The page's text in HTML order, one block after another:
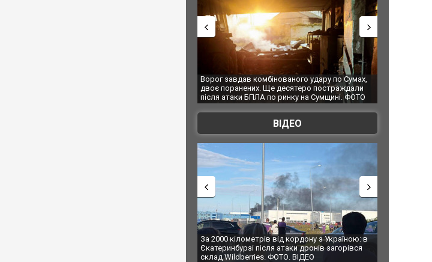
За 2000 кілометрів від кордону з Україною: в
Єкатеринбурзі після атаки дронів загорівся
склад Wildberries. ФОТО. ВІДЕО
ВІДЕО
В Таїланді футболіст загинув від удару
блискавки під час матчу: ще 12 людей
постраждали. ВІДЕО